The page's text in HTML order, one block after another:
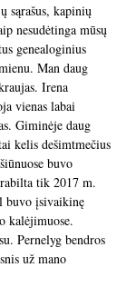
sąrašus, kapinių
nesudėtinga mūsų
genealoginius
Man daug
Irena
vienas labai
Giminėje daug
kelis dešimtmečius
buvo
tik 2017 m.
buvo įsivaikinę
kalėjimuose.
Pernelyg bendros
už mano